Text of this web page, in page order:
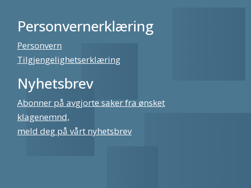
Personvernerklæring
Personvern
Tilgjengelighetserklæring
Nyhetsbrev
Abonner på avgjorte saker fra ønsket
klagenemnd,
meld deg på vårt nyhetsbrev